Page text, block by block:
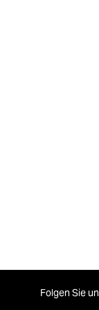
Folgen Sie